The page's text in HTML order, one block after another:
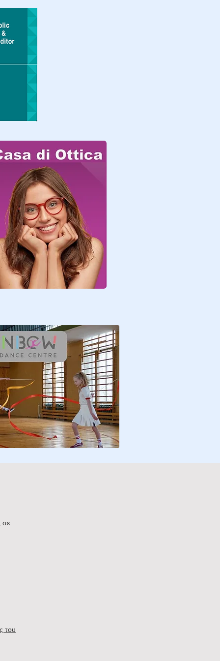
σε
του